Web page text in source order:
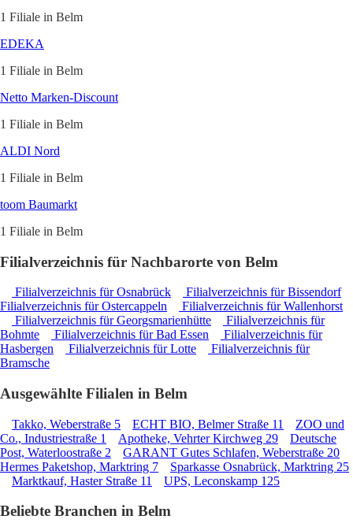
1 Filiale in Belm
EDEKA
1 Filiale in Belm
Netto Marken-Discount
1 Filiale in Belm
ALDI Nord
1 Filiale in Belm
toom Baumarkt
1 Filiale in Belm
Filialverzeichnis für Nachbarorte von Belm
Filialverzeichnis für Osnabrück
Filialverzeichnis für Bissendorf
Filialverzeichnis für Ostercappeln
Filialverzeichnis für Wallenhorst
Filialverzeichnis für Georgsmarienhütte
Filialverzeichnis für
Bohmte
Filialverzeichnis für Bad Essen
Filialverzeichnis für
Hasbergen
Filialverzeichnis für Lotte
Filialverzeichnis für
Bramsche
Ausgewählte Filialen in Belm
Takko, Weberstraße 5 ECHT BIO, Belmer Straße 11
ZOO und
Co., Industriestraße 1
Apotheke, Vehrter Kirchweg 29
Deutsche
Post, Waterloostraße 2
GARANT Gutes Schlafen, Weberstraße 20
Hermes Paketshop, Marktring 7
Sparkasse Osnabrück, Marktring 25
Marktkauf, Haster Straße 11
UPS, Leconskamp 125
Beliebte Branchen in Belm